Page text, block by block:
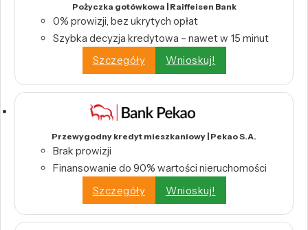
Pożyczka gotówkowa | Raiffeisen Bank
0% prowizji, bez ukrytych opłat
Szybka decyzja kredytowa – nawet w 15 minut
Szczegóły
Wnioskuj!
Przewygodny kredyt mieszkaniowy | Pekao S.A.
Brak prowizji
Finansowanie do 90% wartości nieruchomości
Szczegóły
Wnioskuj!